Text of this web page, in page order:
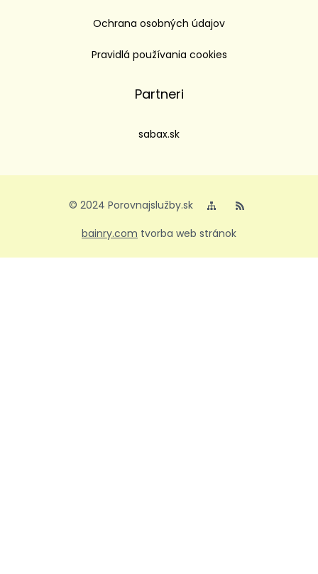
Ochrana osobných údajov
Pravidlá používania cookies
Partneri
sabax.sk
© 2024 Porovnajslužby.sk
bainry.com tvorba web stránok